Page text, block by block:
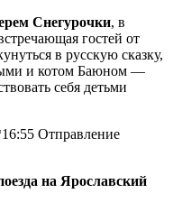
Снегурочки, в
гостей от
в русскую сказку,
и котом Баюном —
себя детьми
Отправление
на Ярославский